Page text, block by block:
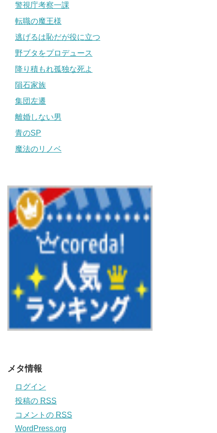
警視庁考察一課
転職の魔王様
逃げるは恥だが役に立つ
野ブタをプロデュース
降り積もれ孤独な死よ
隕石家族
集団左遷
離婚しない男
青のSP
魔法のリノベ
メタ情報
ログイン
投稿の RSS
コメントの RSS
WordPress.org